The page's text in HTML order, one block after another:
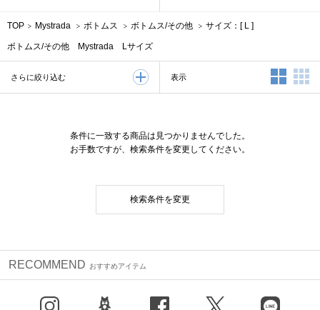
TOP Mystrada ボトムス ボトムス/その他 サイズ：[ L ]
ボトムス/その他 Mystrada Lサイズ
さらに絞り込む 表示 2列表示
条件に一致する商品は見つかりませんでした。
お手数ですが、検索条件を変更してください。
検索条件を変更
RECOMMEND おすすめアイテム
X（旧Twitter） LINE